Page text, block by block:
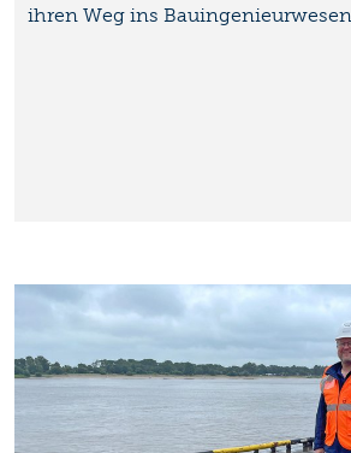
ihren Weg ins Bauingenieurwesen